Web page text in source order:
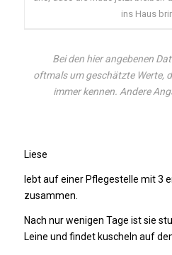
ins Haus
Bei den hier angebenen
oftmals um geschätzte Werte,
immer kennen. Andere
Liese
lebt auf einer Pflegestelle mit 3
zusammen.
Nach nur wenigen Tage ist sie
Leine und findet kuscheln auf